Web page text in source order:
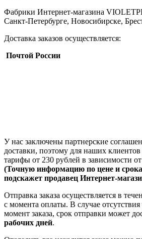
Фабрики Интернет-магазина
Санкт-Петербурге, Новосибирске,
Доставка заказов осуществляется:
Почтой России
У нас заключены партнерские
доставки, поэтому для наших
тарифы от 230 рублей в зависимости
(Точную информацию по цене и
подскажет продавец Интернет-
Отправка заказа осуществляется в
с момента оплаты. В случае отсутствия
момент заказа, срок отправки может
рабочих дней.